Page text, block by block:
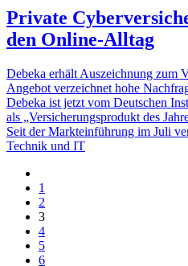
Private
den Online-Alltag
Debeka erhält Auszeichnung zum
Angebot verzeichnet hohe
Debeka ist jetzt vom Deutschen
als „Versicherungsprodukt des
Seit der Markteinführung im Juli
Technik und IT
1
2
3
4
5
6